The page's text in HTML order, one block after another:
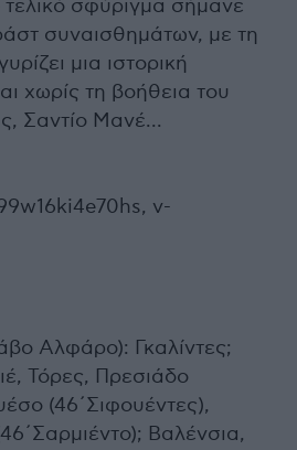
σφύριγμα σήμανε
συναισθημάτων, με τη
μια ιστορική
χωρίς τη βοήθεια του
Σαντίο Μανέ...
v-
Αλφάρο): Γκαλίντες;
Τόρες, Πρεσιάδο
(46΄Σιφουέντες),
Βαλένσια,